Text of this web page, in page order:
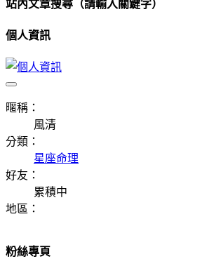
站內文章搜尋（請輸入關鍵字）
個人資訊
暱稱：
風清
分類：
星座命理
好友：
累積中
地區：
粉絲專頁